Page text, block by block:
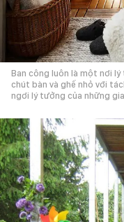
Ban công luôn là một nơi
chút bàn và ghế nhỏ với
ngơi lý tưởng của những